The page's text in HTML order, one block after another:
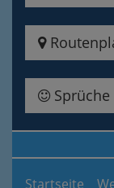
Sprüche
Startseite